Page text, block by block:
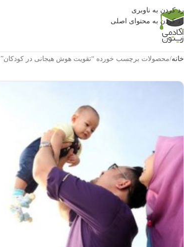
رد کردن به ناوبری
رد کردن به محتوای اصلی
خانه محصولات برچسب خورده “تقویت هوش هیجانی در کودکان”